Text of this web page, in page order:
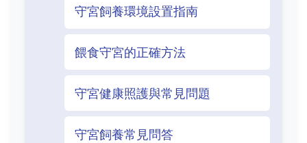
守宮飼養環境設置指南
餵食守宮的正確方法
守宮健康照護與常見問題
守宮飼養常見問答